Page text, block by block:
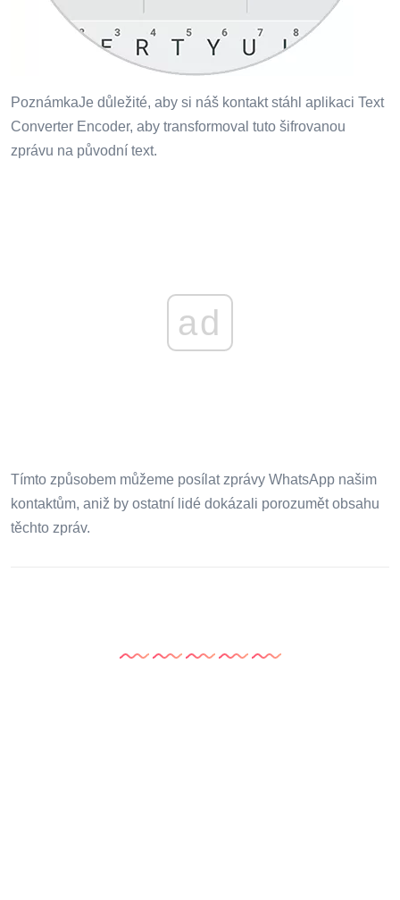
PoznámkaJe důležité, aby si náš kontakt stáhl aplikaci Text
Converter Encoder, aby transformoval tuto šifrovanou
zprávu na původní text.
ad
Tímto způsobem můžeme posílat zprávy WhatsApp našim
kontaktům, aniž by ostatní lidé dokázali porozumět obsahu
těchto zpráv.